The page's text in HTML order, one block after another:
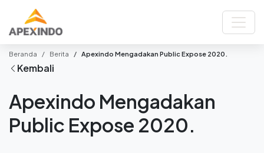
Beranda Berita Apexindo Mengadakan Public Expose 2020.
Kembali
Apexindo Mengadakan
Public Expose 2020.